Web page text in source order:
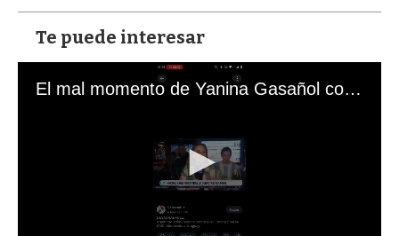
Te puede interesar
El mal momento de Yanina Gasañol con un hincha argentino en "Subrayado"